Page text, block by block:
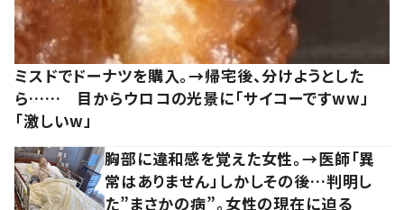
ミスドでドーナツを購入。→帰宅後、分けようとした
ら…… 目からウロコの光景に「サイコーですww」
「激しいw」
胸部に違和感を覚えた女性。→医師「異
常はありません」しかしその後…判明し
た”まさかの病”。女性の現在に迫る